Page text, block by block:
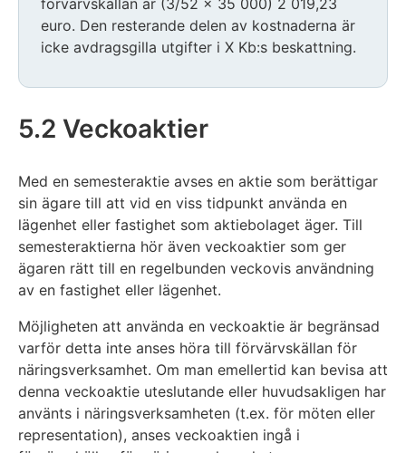
euro. Den resterande delen av kostnaderna är
icke avdragsgilla utgifter i X Kb:s beskattning.
5.2 Veckoaktier
Med en semesteraktie avses en aktie som berättigar
sin ägare till att vid en viss tidpunkt använda en
lägenhet eller fastighet som aktiebolaget äger. Till
semesteraktierna hör även veckoaktier som ger
ägaren rätt till en regelbunden veckovis användning
av en fastighet eller lägenhet.
Möjligheten att använda en veckoaktie är begränsad
varför detta inte anses höra till förvärvskällan för
näringsverksamhet. Om man emellertid kan bevisa att
denna veckoaktie uteslutande eller huvudsakligen har
använts i näringsverksamheten (t.ex. för möten eller
representation), anses veckoaktien ingå i